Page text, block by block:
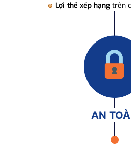
Lợi thế xếp hạng trên
AN